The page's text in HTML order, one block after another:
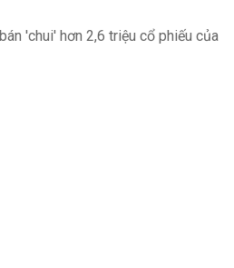
'chui' hơn 2,6 triệu cổ phiếu của